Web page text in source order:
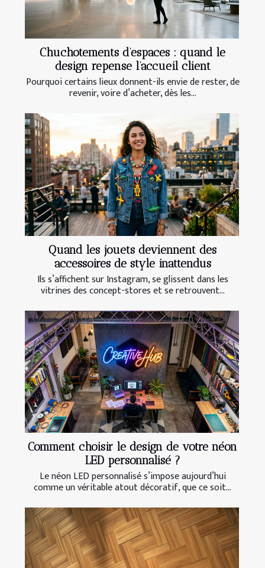
Chuchotements d’espaces : quand le
design repense l’accueil client
Pourquoi certains lieux donnent-ils envie de rester, de
revenir, voire d’acheter, dès les...
Quand les jouets deviennent des
accessoires de style inattendus
Ils s’affichent sur Instagram, se glissent dans les
vitrines des concept-stores et se retrouvent...
Comment choisir le design de votre néon
LED personnalisé ?
Le néon LED personnalisé s’impose aujourd’hui
comme un véritable atout décoratif, que ce soit...